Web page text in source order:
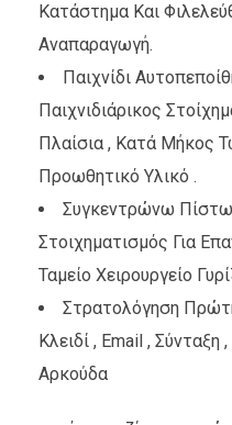
Κατάστημα Και
Αναπαραγωγή.
Παιχνίδι
Παιχνιδιάρικος
Πλαίσια , Κατά Μήκος
Προωθητικό Υλικό .
Συγκεντρώνω
Στοιχηματισμός Για
Ταμείο Χειρουργείο
Στρατολόγηση
Κλειδί , Email ,
Αρκούδα